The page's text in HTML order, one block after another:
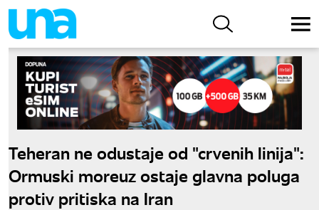
Teheran ne odustaje od "crvenih linija":
Ormuski moreuz ostaje glavna poluga
protiv pritiska na Iran